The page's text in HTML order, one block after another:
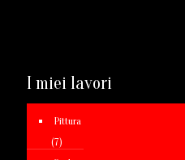
I miei lavori
Pittura
(7)